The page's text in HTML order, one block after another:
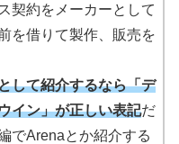
契約をメーカーとして
を借りて製作、販売を
して紹介するなら「デ
イン」が正しい表記だ
でArenaとか紹介する